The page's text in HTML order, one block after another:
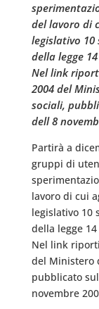
del lavoro di
legislativo 10
della legge
Nel link
2004 del
sociali,
dell 8
Partirà a
gruppi di
lavoro di cui
legislativo 10
della legge
Nel link
del Ministero
pubblicato
novembre